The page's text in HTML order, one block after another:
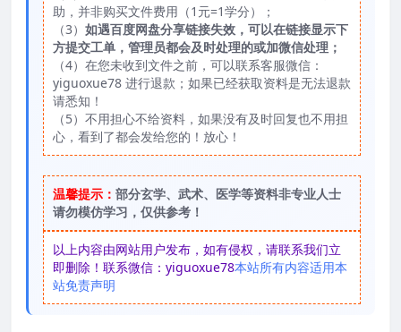
助，并非购买文件费用（1元=1学分）；
（3） 如遇百度网盘分享链接失效，可以在链接显示下
方提交工单，管理员都会及时处理的或加微信处理；
（4）在您未收到文件之前，可以联系客服微信：
yiguoxue78 进行退款；如果已经获取资料是无法退款
请悉知！
（5）不用担心不给资料，如果没有及时回复也不用担
心，看到了都会发给您的！放心！
温馨提示： 部分玄学、武术、医学等资料非专业人士
请勿模仿学习，仅供参考！
以上内容由网站用户发布，如有侵权，请联系我们立
即删除！联系微信：yiguoxue78本站所有内容适用本
站免责声明